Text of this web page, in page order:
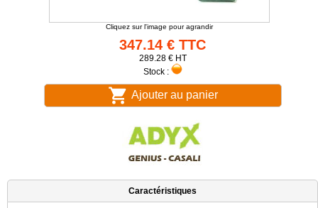
Cliquez sur l'image pour agrandir
347.14 € TTC
289.28 € HT
Stock :
Ajouter au panier
Caractéristiques